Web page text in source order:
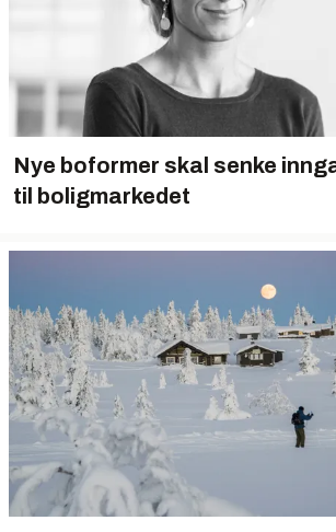
Nye boformer skal senke
til boligmarkedet